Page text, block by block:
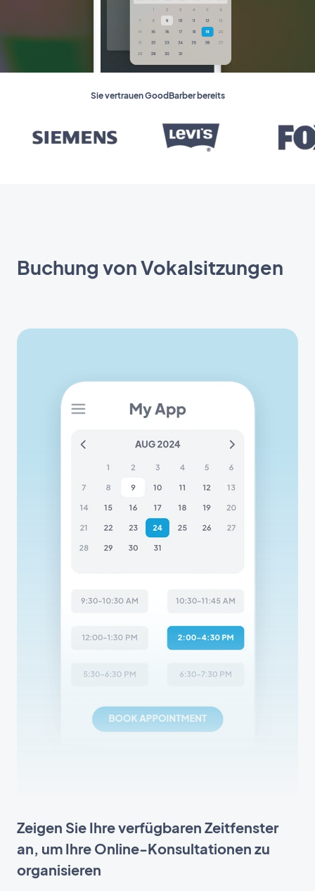
Sie vertrauen GoodBarber bereits
Buchung von Vokalsitzungen
Zeigen Sie Ihre verfügbaren Zeitfenster
an, um Ihre Online-Konsultationen zu
organisieren